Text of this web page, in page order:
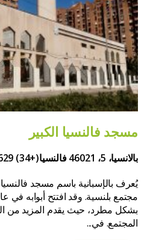
مسجد فالنسيا الكبير
بالانسيا، 5، 46021 فالنسيا
(+34) 629 288 489
يُعرف بالإسبانية باسم مسجد
بشكل مطرد، حيث يقدم المزيد من
المجتمع. في...